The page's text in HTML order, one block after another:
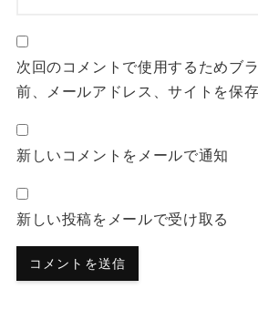
次回のコメントで使用するためブ
前、メールアドレス、サイトを保存
新しいコメントをメールで通知
新しい投稿をメールで受け取る